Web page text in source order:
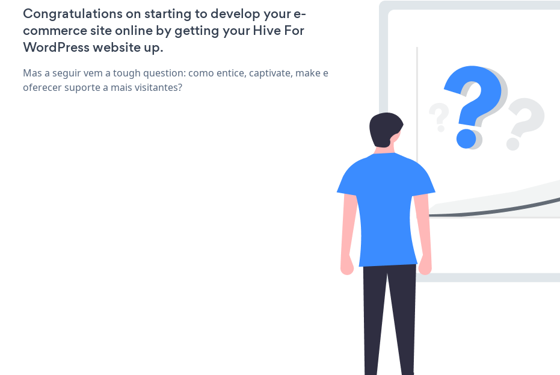
Congratulations on starting to develop your e-
commerce site online by getting your Hive For
WordPress website up.
Mas a seguir vem a tough question: como entice, captivate, make e
oferecer suporte a mais visitantes?